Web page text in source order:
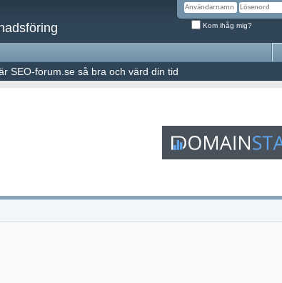
Kom ihåg mig?
SEO-forum.se så bra och värd din tid